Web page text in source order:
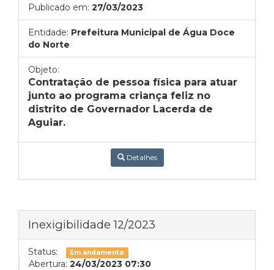
Publicado em: 27/03/2023
Entidade: Prefeitura Municipal de Água Doce
do Norte
Objeto:
Contratação de pessoa física para atuar
junto ao programa criança feliz no
distrito de Governador Lacerda de
Aguiar.
Detalhes
Inexigibilidade 12/2023
Status: Em andamento
Abertura: 24/03/2023 07:30